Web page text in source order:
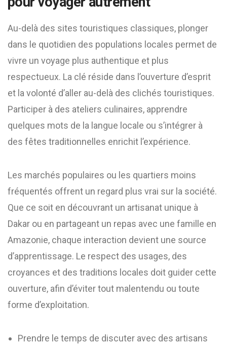
Au-delà des sites touristiques classiques, plonger
dans le quotidien des populations locales permet de
vivre un voyage plus authentique et plus
respectueux. La clé réside dans l’ouverture d’esprit
et la volonté d’aller au-delà des clichés touristiques.
Participer à des ateliers culinaires, apprendre
quelques mots de la langue locale ou s’intégrer à
des fêtes traditionnelles enrichit l’expérience.
Les marchés populaires ou les quartiers moins
fréquentés offrent un regard plus vrai sur la société.
Que ce soit en découvrant un artisanat unique à
Dakar ou en partageant un repas avec une famille en
Amazonie, chaque interaction devient une source
d’apprentissage. Le respect des usages, des
croyances et des traditions locales doit guider cette
ouverture, afin d’éviter tout malentendu ou toute
forme d’exploitation.
Prendre le temps de discuter avec des artisans